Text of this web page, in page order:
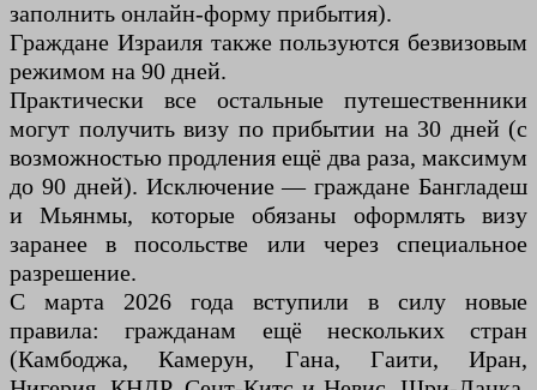
заполнить онлайн-форму прибытия).
Граждане Израиля также пользуются безвизовым
режимом на 90 дней.
Практически все остальные путешественники
могут получить визу по прибытии на 30 дней (с
возможностью продления ещё два раза, максимум
до 90 дней). Исключение — граждане Бангладеш
и Мьянмы, которые обязаны оформлять визу
заранее в посольстве или через специальное
разрешение.
С марта 2026 года вступили в силу новые
правила: гражданам ещё нескольких стран
(Камбоджа, Камерун, Гана, Гаити, Иран,